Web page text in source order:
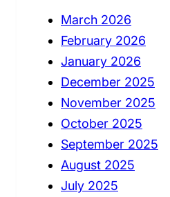
March 2026
February 2026
January 2026
December 2025
November 2025
October 2025
September 2025
August 2025
July 2025